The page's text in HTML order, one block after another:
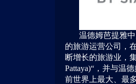
温德姆芭提雅
的旅游运营公司，
断增长的旅游业，
Pattaya)“，并与温
前世界上最大、最